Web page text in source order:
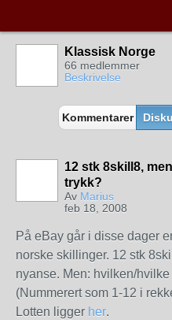
Klassisk Norge
66 medlemmer
Beskrivelse
Kommentarer
12 stk 8skill8,
trykk?
Av Marius
feb 18, 2008
På eBay går i disse dager
norske skillinger. 12 stk
nyanse. Men: hvilken/
(Nummerert som 1-12 i
Lotten ligger her.